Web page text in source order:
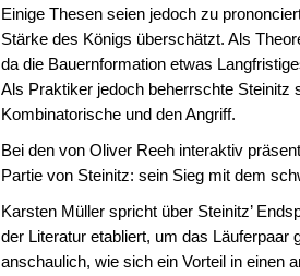
Einige Thesen seien jedoch zu
Stärke des Königs überschätzt. Als
da die Bauernformation etwas
Als Praktiker jedoch beherrschte Steinitz
Kombinatorische und den Angriff.
Bei den von Oliver Reeh interaktiv
Partie von Steinitz: sein Sieg mit dem
Karsten Müller spricht über Steinitz’
der Literatur etabliert, um das Läuferpaar
anschaulich, wie sich ein Vorteil in einen